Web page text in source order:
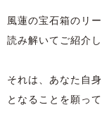
風蓮の宝石箱のリ
読み解いてご紹介し
それは、あなた自
となることを願っ